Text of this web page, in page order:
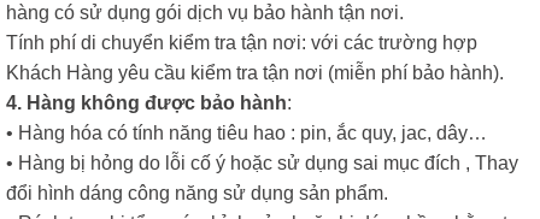
hàng có sử dụng gói dịch vụ bảo hành tận nơi.
Tính phí di chuyển kiểm tra tận nơi: với các trường hợp
Khách Hàng yêu cầu kiểm tra tận nơi (miễn phí bảo hành).
4. Hàng không được bảo hành:
• Hàng hóa có tính năng tiêu hao : pin, ắc quy, jac, dây…
• Hàng bị hỏng do lỗi cố ý hoặc sử dụng sai mục đích , Thay
đổi hình dáng công năng sử dụng sản phẩm.